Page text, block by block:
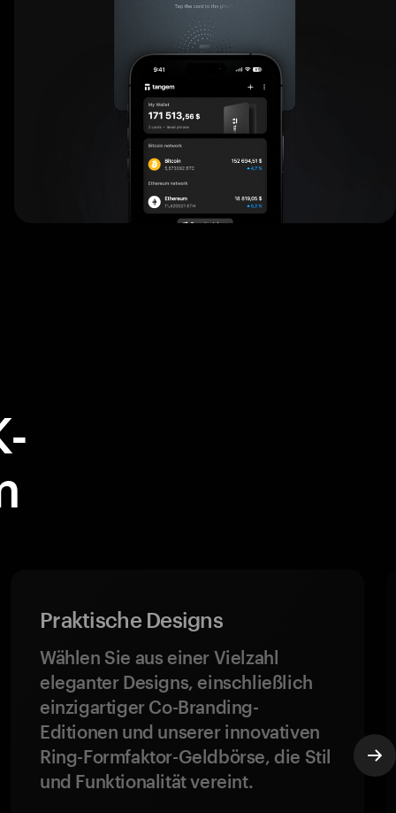
Praktische Designs
Wählen Sie aus einer Vielzahl
eleganter Designs, einschließlich
einzigartiger Co-Branding-
Editionen und unserer innovativen
Ring-Formfaktor-Geldbörse, die Stil
und Funktionalität vereint.